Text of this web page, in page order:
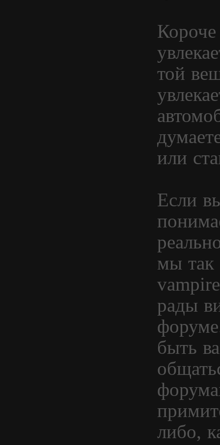
той
или
Если
мы так
рады
быть
либо,